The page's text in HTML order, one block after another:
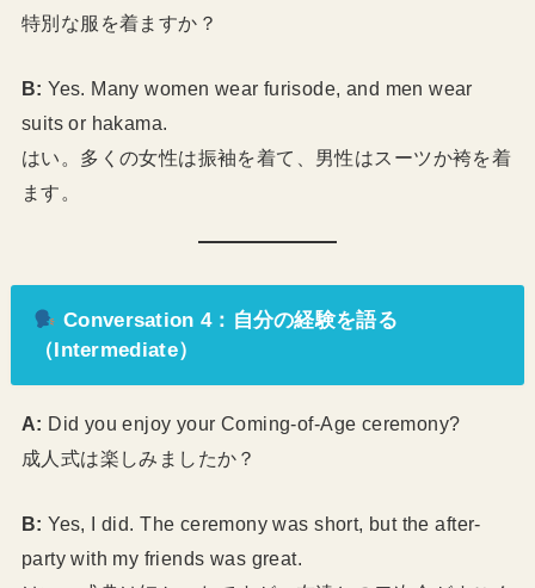
特別な服を着ますか？
B: Yes. Many women wear furisode, and men wear
suits or hakama.
はい。多くの女性は振袖を着て、男性はスーツか袴を着
ます。
Conversation 4：自分の経験を語る
（Intermediate）
A: Did you enjoy your Coming-of-Age ceremony?
成人式は楽しみましたか？
B: Yes, I did. The ceremony was short, but the after-
party with my friends was great.